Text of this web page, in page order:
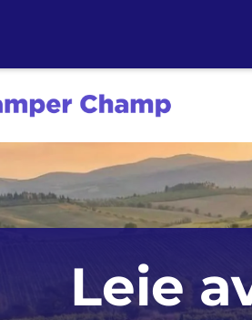
Melbourne
Leie